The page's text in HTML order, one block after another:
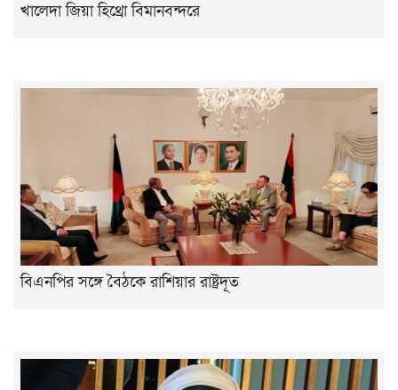
খালেদা জিয়া হিথ্রো বিমানবন্দরে
বিএনপির সঙ্গে বৈঠকে রাশিয়ার রাষ্ট্রদূত